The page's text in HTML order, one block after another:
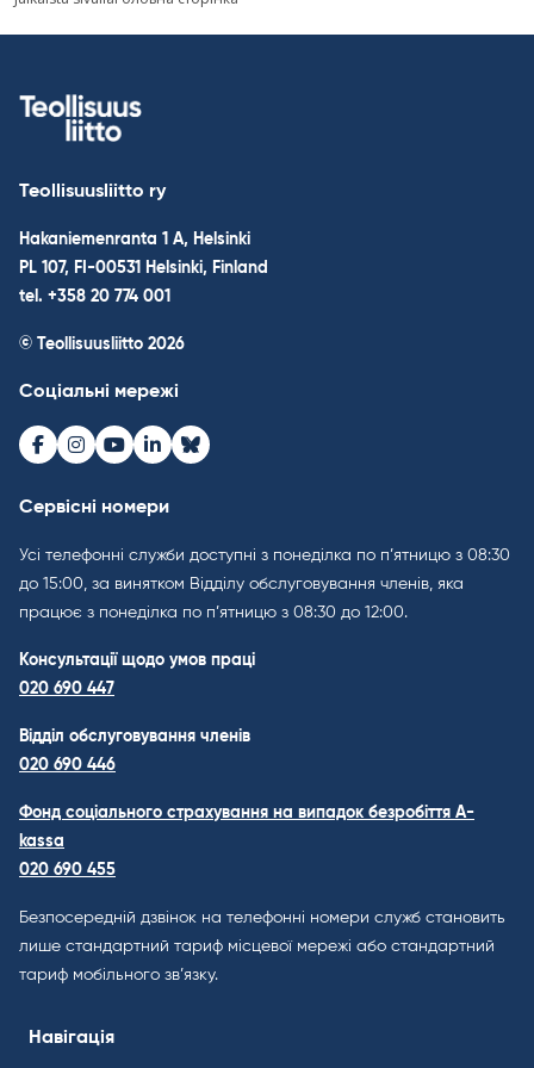
Teollisuusliitto ry
Hakaniemenranta 1 A, Helsinki
PL 107, FI-00531 Helsinki, Finland
tel. +358 20 774 001
© Teollisuusliitto 2026
Соціальні мережі
Facebook
Instagram
Youtube
LinkedInBluesky
Сервісні номери
Усі телефонні служби доступні з понеділка по п’ятницю з 08:30
до 15:00, за винятком Відділу обслуговування членів, яка
працює з понеділка по п’ятницю з 08:30 до 12:00.
Консультації щодо умов праці
020 690 447
Відділ обслуговування членів
020 690 446
Фонд соціального страхування на випадок безробіття A-
kassa
020 690 455
Безпосередній дзвінок на телефонні номери служб становить
лише стандартний тариф місцевої мережі або стандартний
тариф мобільного зв’язку.
Навігація